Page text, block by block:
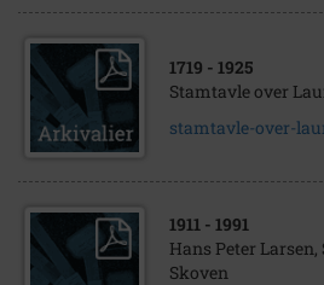
1719 - 1925
Stamtavle over
stamtavle-over-
1911 - 1991
Hans Peter
Skoven